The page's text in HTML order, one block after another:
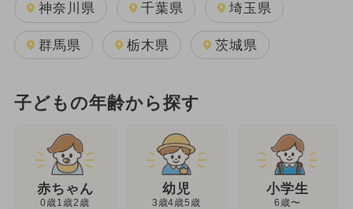
神奈川県 千葉県 埼玉県
群馬県 栃木県 茨城県
子どもの年齢から探す
赤ちゃん
0歳1歳2歳
幼児
3歳4歳5歳
小学生
6歳〜